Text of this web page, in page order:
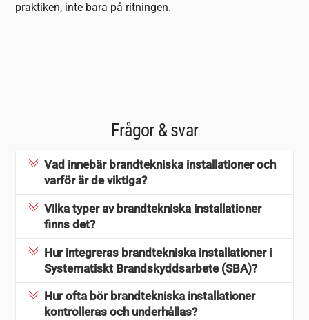
praktiken, inte bara på ritningen.
Frågor & svar
Vad innebär brandtekniska installationer och
varför är de viktiga?
Vilka typer av brandtekniska installationer
finns det?
Hur integreras brandtekniska installationer i
Systematiskt Brandskyddsarbete (SBA)?
Hur ofta bör brandtekniska installationer
kontrolleras och underhållas?